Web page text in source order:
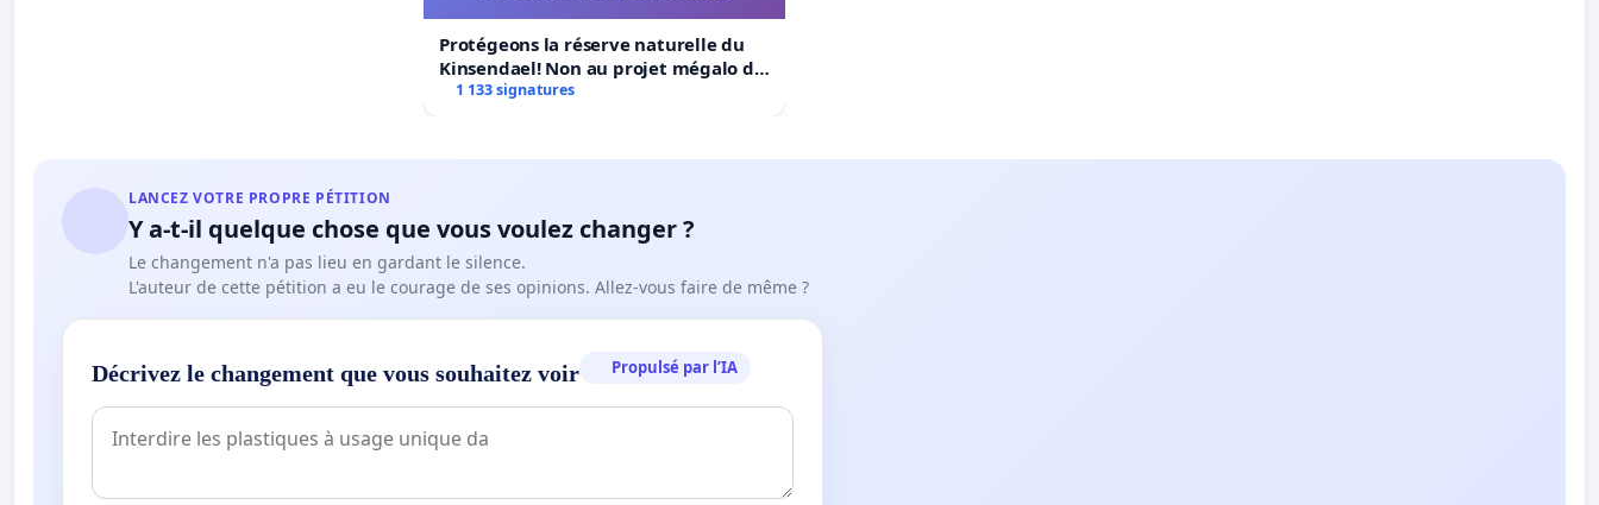
Protégeons la réserve naturelle du
Kinsendael! Non au projet mégalo du
Centre sportif Le Roseau!
1 133 signatures
LANCEZ VOTRE PROPRE PÉTITION
Y a-t-il quelque chose que vous voulez changer ?
Le changement n'a pas lieu en gardant le silence.
L'auteur de cette pétition a eu le courage de ses opinions. Allez-vous faire de même ?
Décrivez le changement que vous souhaitez voir Propulsé par l’IA